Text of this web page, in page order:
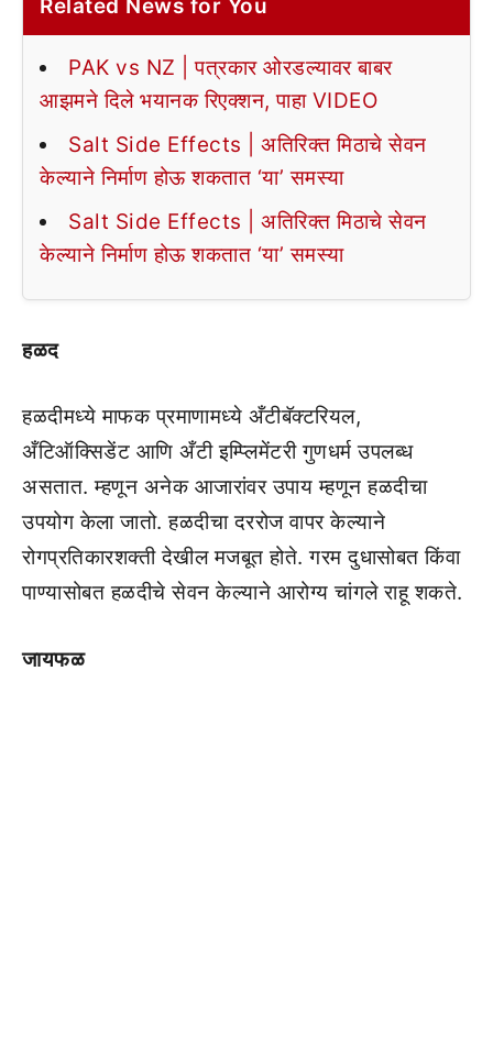
Related News for You
PAK vs NZ | पत्रकार ओरडल्यावर बाबर
आझमने दिले भयानक रिएक्शन, पाहा VIDEO
Salt Side Effects | अतिरिक्त मिठाचे सेवन
केल्याने निर्माण होऊ शकतात ‘या’ समस्या
Salt Side Effects | अतिरिक्त मिठाचे सेवन
केल्याने निर्माण होऊ शकतात ‘या’ समस्या
हळद
हळदीमध्ये माफक प्रमाणामध्ये अँटीबॅक्टरियल,
अँटिऑक्सिडेंट आणि अँटी इम्प्लिमेंटरी गुणधर्म उपलब्ध
असतात. म्हणून अनेक आजारांवर उपाय म्हणून हळदीचा
उपयोग केला जातो. हळदीचा दररोज वापर केल्याने
रोगप्रतिकारशक्ती देखील मजबूत होते. गरम दुधासोबत किंवा
पाण्यासोबत हळदीचे सेवन केल्याने आरोग्य चांगले राहू शकते.
जायफळ